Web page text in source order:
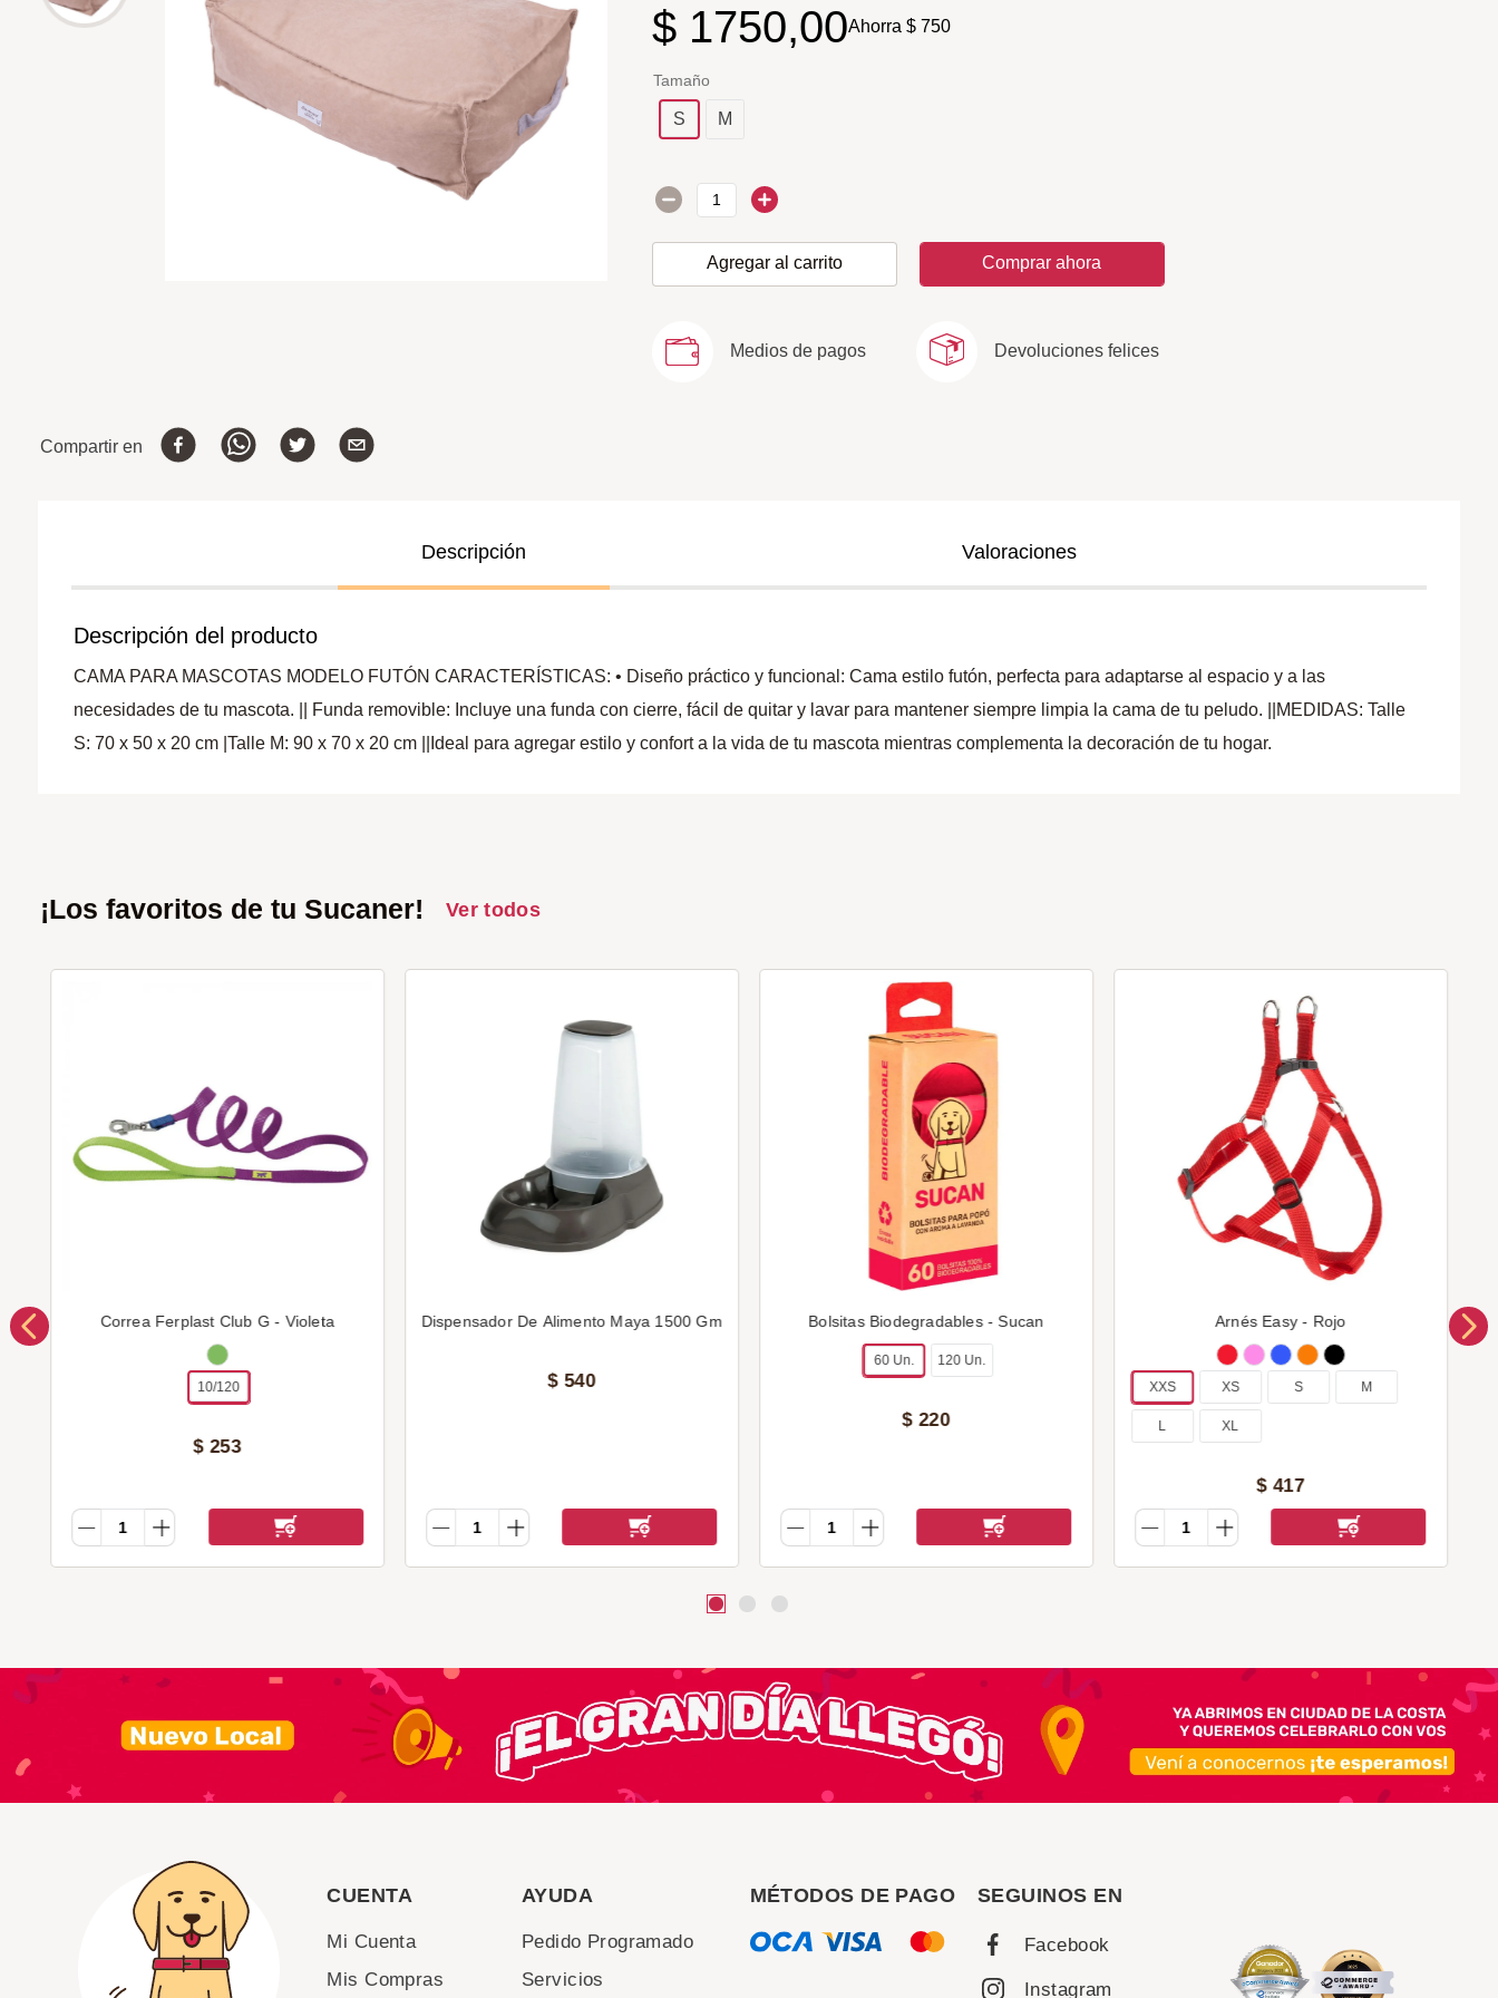
$ 1750,00Ahorra $ 750
Tamaño
S M
Agregar al carrito Comprar ahora
Medios de pagos Devoluciones felices
Compartir en
Descripción Valoraciones
Descripción del producto
CAMA PARA MASCOTAS MODELO FUTÓN CARACTERÍSTICAS: • Diseño práctico y funcional: Cama estilo futón, perfecta para adaptarse al espacio y a las
necesidades de tu mascota. || Funda removible: Incluye una funda con cierre, fácil de quitar y lavar para mantener siempre limpia la cama de tu peludo. ||MEDIDAS: Talle
S: 70 x 50 x 20 cm |Talle M: 90 x 70 x 20 cm ||Ideal para agregar estilo y confort a la vida de tu mascota mientras complementa la decoración de tu hogar.
¡Los favoritos de tu Sucaner! Ver todos
Correa Ferplast Club G - Violeta
10/120
$ 253
Dispensador De Alimento Maya 1500 Gm
$ 540
Bolsitas Biodegradables - Sucan
60 Un. 120 Un.
$ 220
Arnés Easy - Rojo
XXS XS S M
L XL
$ 417
CUENTA
Mi Cuenta
Mis Compras
AYUDA
Pedido Programado
Servicios
MÉTODOS DE PAGO SEGUINOS EN
Facebook
Instagram